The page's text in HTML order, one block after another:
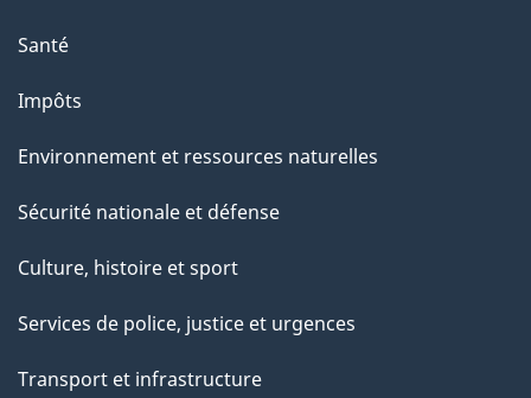
Santé
Impôts
Environnement et ressources naturelles
Sécurité nationale et défense
Culture, histoire et sport
Services de police, justice et urgences
Transport et infrastructure